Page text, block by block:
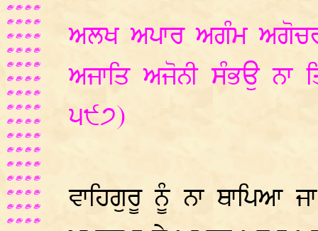
ਅਲਖ ਅਪਾਰ ਅਗੰਮ ਅਗੋਚਰ
ਅਜਾਤਿ ਅਜੋਨੀ ਸੰਭਉ ਨਾ
੫੯੭)
ਵਾਹਿਗੁਰੂ ਨੂੰ ਨਾ ਥਾਪਿਆ